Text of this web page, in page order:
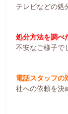
テレビなどの処
処分方法を調べ
不安なご様子で
電話スタッフの
社への依頼を決